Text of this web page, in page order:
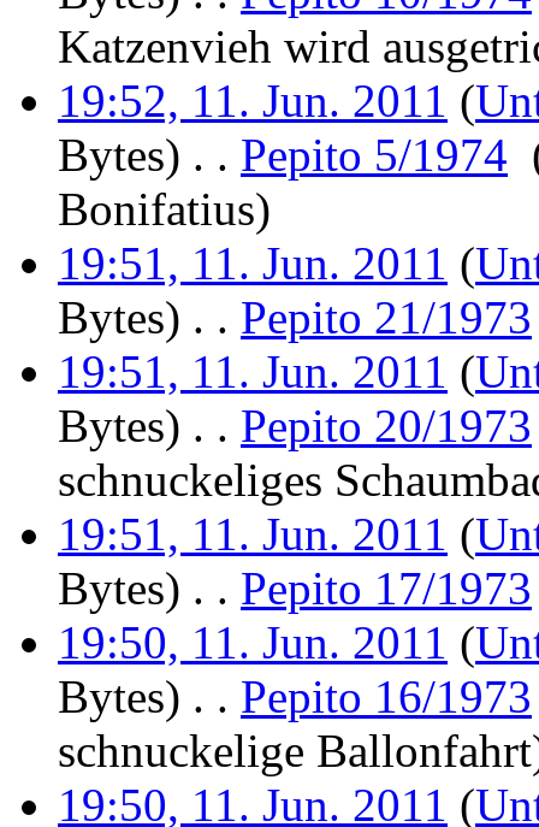
Katzenvieh wird
19:52, 11. Jun. 2011 (
Bytes) . . Pepito 5/1974
Bonifatius)
19:51, 11. Jun. 2011 (
Bytes) . . Pepito 21/1973
19:51, 11. Jun. 2011 (
Bytes) . . Pepito 20/1973
schnuckeliges
19:51, 11. Jun. 2011 (
Bytes) . . Pepito 17/1973
19:50, 11. Jun. 2011 (
Bytes) . . Pepito 16/1973
schnuckelige Ballonfahrt
19:50, 11. Jun. 2011 (